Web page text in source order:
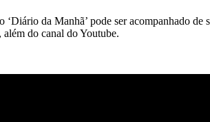
‘Diário da Manhã’ pode ser acompanhado
do canal do Youtube.